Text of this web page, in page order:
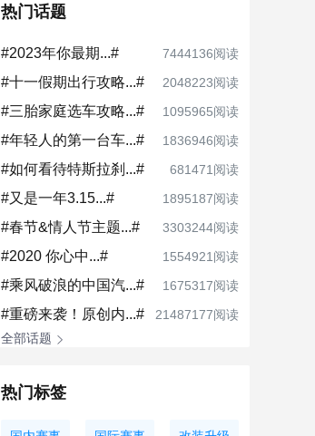
热门话题
#2023年你最期...# 7444136阅读
#十一假期出行攻略...# 2048223阅读
#三胎家庭选车攻略...# 1095965阅读
#年轻人的第一台车...# 1836946阅读
#如何看待特斯拉刹...# 681471阅读
#又是一年3.15...# 1895187阅读
#春节&情人节主题...# 3303244阅读
#2020 你心中...# 1554921阅读
#乘风破浪的中国汽...# 1675317阅读
#重磅来袭！原创内...#
21487177阅读
全部话题
热门标签